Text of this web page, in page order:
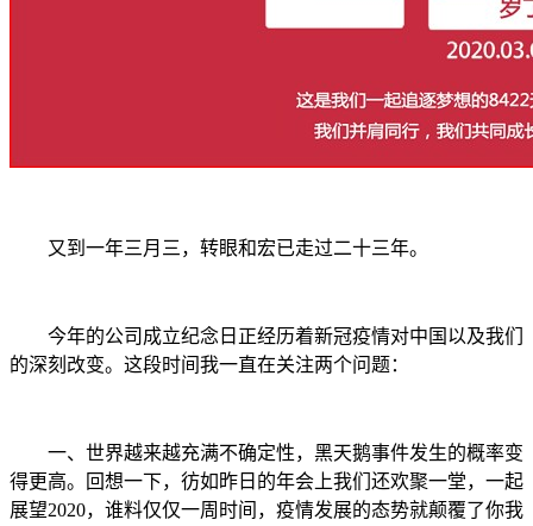
又到一年三月三，转眼和宏已走过二十三年。
今年的公司成立纪念日正经历着新冠疫情对中国以及我们
的深刻改变。这段时间我一直在关注两个问题：
一、世界越来越充满不确定性，黑天鹅事件发生的概率变
得更高。回想一下，彷如昨日的年会上我们还欢聚一堂，一起
展望2020，谁料仅仅一周时间，疫情发展的态势就颠覆了你我